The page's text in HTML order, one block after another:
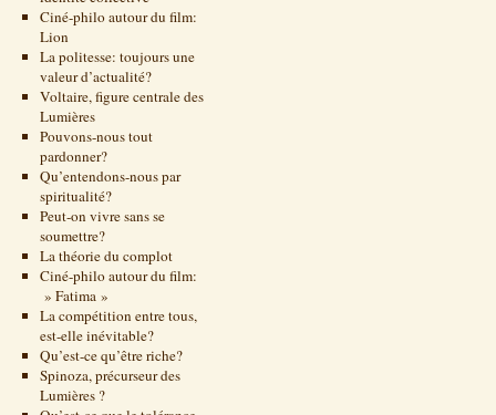
Ciné-philo autour du film:
Lion
La politesse: toujours une
valeur d’actualité?
Voltaire, figure centrale des
Lumières
Pouvons-nous tout
pardonner?
Qu’entendons-nous par
spiritualité?
Peut-on vivre sans se
soumettre?
La théorie du complot
Ciné-philo autour du film:
» Fatima »
La compétition entre tous,
est-elle inévitable?
Qu’est-ce qu’être riche?
Spinoza, précurseur des
Lumières ?